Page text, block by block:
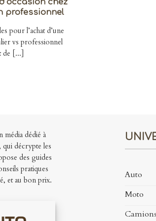
professionnel
pour l’achat d’une
vs professionnel
de [...]
média dédié à
qui décrypte les
des guides
pratiques
et au bon prix.
Auto
Moto
Camions